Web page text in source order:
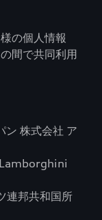
の個人情報
間で共同利用
ン 株式会社 ア
連邦共和国所